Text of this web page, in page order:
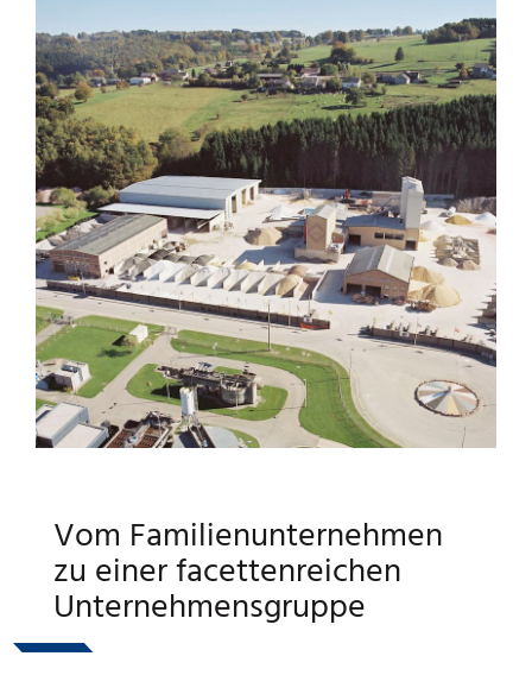
Vom Familienunternehmen
zu einer facettenreichen
Unternehmensgruppe